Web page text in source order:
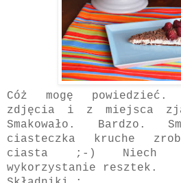
Cóż mogę
zdjęcia i z miejsca
Smakowało. Bardzo.
ciasteczka kruche
ciasta ;-) Niech
wykorzystanie resztek.